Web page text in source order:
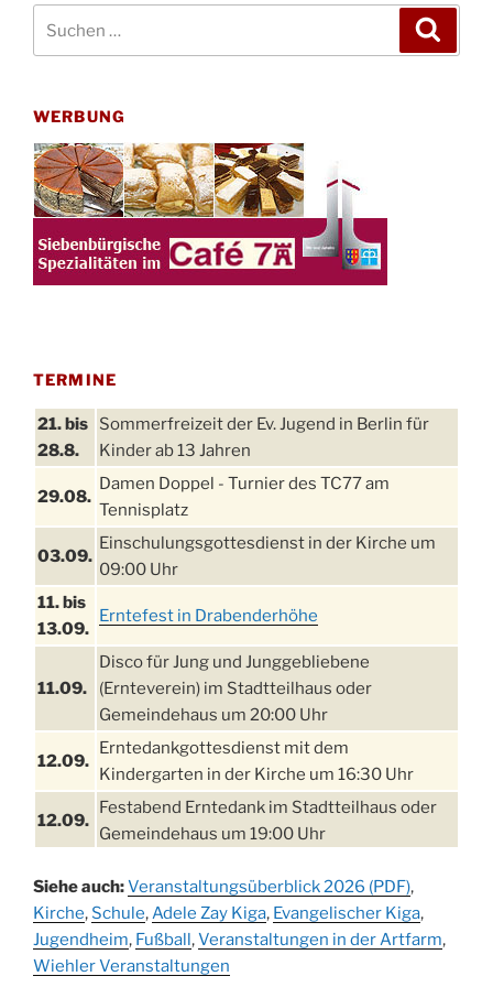
WERBUNG
TERMINE
21. bis
28.8.
Sommerfreizeit der Ev. Jugend in Berlin für
Kinder ab 13 Jahren
29.08.
Damen Doppel - Turnier des TC77 am
Tennisplatz
03.09.
Einschulungsgottesdienst in der Kirche um
09:00 Uhr
11. bis
13.09.
Erntefest in Drabenderhöhe
11.09.
Disco für Jung und Junggebliebene
(Ernteverein) im Stadtteilhaus oder
Gemeindehaus um 20:00 Uhr
12.09.
Erntedankgottesdienst mit dem
Kindergarten in der Kirche um 16:30 Uhr
12.09.
Festabend Erntedank im Stadtteilhaus oder
Gemeindehaus um 19:00 Uhr
13.09.
Stadtteilhaus um 14:00 Uhr
19.09.
Schlagerabend im Stadtteilhaus
Drabenderhöhe
Siehe auch:Veranstaltungsüberblick 2026 (PDF),
Kirche, Schule, Adele Zay Kiga, Evangelischer Kiga,
Jugendheim, Fußball,Veranstaltungen in der Artfarm,
Wiehler Veranstaltungen